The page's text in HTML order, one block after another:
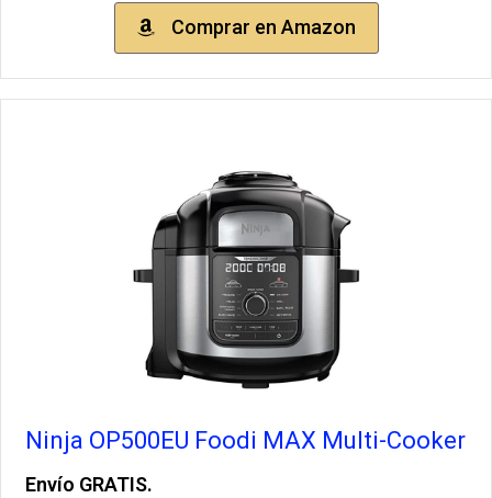
Comprar en Amazon
Ninja OP500EU Foodi MAX Multi-Cooker
Envío GRATIS.